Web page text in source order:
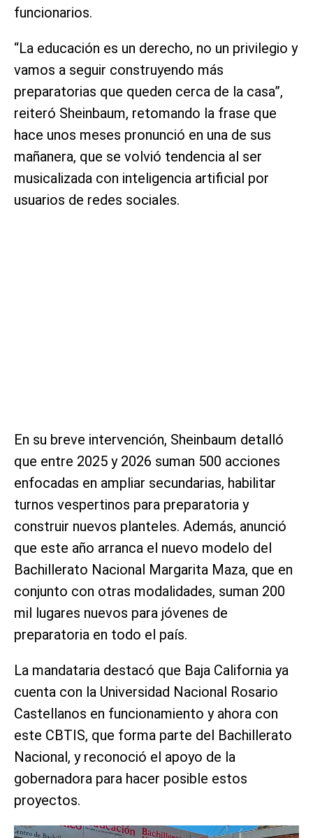
funcionarios.
“La educación es un derecho, no un privilegio y
vamos a seguir construyendo más
preparatorias que queden cerca de la casa”,
reiteró Sheinbaum, retomando la frase que
hace unos meses pronunció en una de sus
mañanera, que se volvió tendencia al ser
musicalizada con inteligencia artificial por
usuarios de redes sociales.
En su breve intervención, Sheinbaum detalló
que entre 2025 y 2026 suman 500 acciones
enfocadas en ampliar secundarias, habilitar
turnos vespertinos para preparatoria y
construir nuevos planteles. Además, anunció
que este año arranca el nuevo modelo del
Bachillerato Nacional Margarita Maza, que en
conjunto con otras modalidades, suman 200
mil lugares nuevos para jóvenes de
preparatoria en todo el país.
La mandataria destacó que Baja California ya
cuenta con la Universidad Nacional Rosario
Castellanos en funcionamiento y ahora con
este CBTIS, que forma parte del Bachillerato
Nacional, y reconoció el apoyo de la
gobernadora para hacer posible estos
proyectos.